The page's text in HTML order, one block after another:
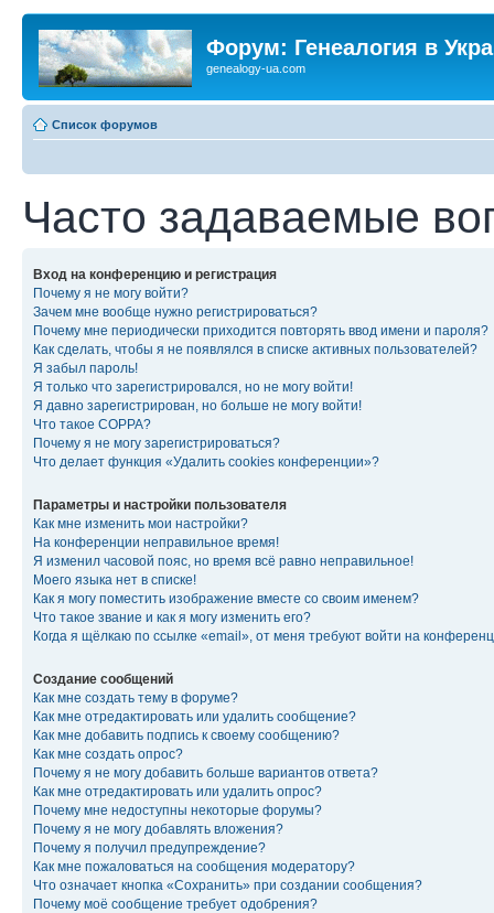
Форум: Генеалогия в
genealogy-ua.com
Список форумов
Часто задаваемые
Вход на конференцию и регистрация
Почему я не могу войти?
Зачем мне вообще нужно регистрироваться?
Почему мне периодически приходится повторять ввод имени и пароля?
Как сделать, чтобы я не появлялся в списке активных пользователей?
Я забыл пароль!
Я только что зарегистрировался, но не могу войти!
Я давно зарегистрирован, но больше не могу войти!
Что такое COPPA?
Почему я не могу зарегистрироваться?
Что делает функция «Удалить cookies конференции»?
Параметры и настройки пользователя
Как мне изменить мои настройки?
На конференции неправильное время!
Я изменил часовой пояс, но время всё равно неправильное!
Моего языка нет в списке!
Как я могу поместить изображение вместе со своим именем?
Что такое звание и как я могу изменить его?
Когда я щёлкаю по ссылке «email», от меня требуют войти на
Создание сообщений
Как мне создать тему в форуме?
Как мне отредактировать или удалить сообщение?
Как мне добавить подпись к своему сообщению?
Как мне создать опрос?
Почему я не могу добавить больше вариантов ответа?
Как мне отредактировать или удалить опрос?
Почему мне недоступны некоторые форумы?
Почему я не могу добавлять вложения?
Почему я получил предупреждение?
Как мне пожаловаться на сообщения модератору?
Что означает кнопка «Сохранить» при создании сообщения?
Почему моё сообщение требует одобрения?